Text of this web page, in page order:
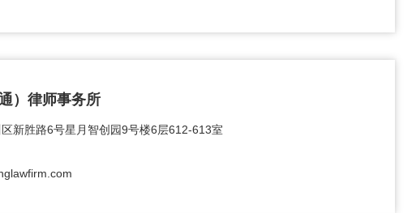
）律师事务所
新胜路6号星月智创园9号楼6层612-613室